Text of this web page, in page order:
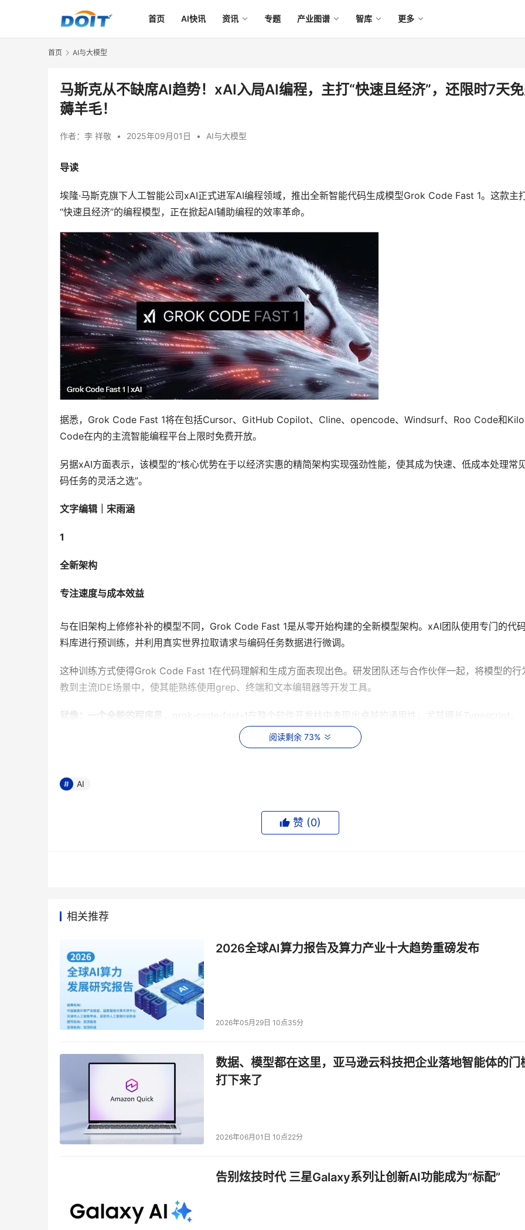
首页 AI快讯 资讯 专题 产业图谱 智库 更多
首页 AI与大模型
马斯克从不缺席AI趋势！xAI入局AI编程，主打“快速且经济”，还限时7天
薅羊毛！
作者： 李 祥敬 • 2025年09月01日 • AI与大模型
导读
埃隆·马斯克旗下人工智能公司xAI正式进军AI编程领域，推出全新智能代码生成模型Grok Code Fast 1。这款主
“快速且经济”的编程模型，正在掀起AI辅助编程的效率革命。
据悉，Grok Code Fast 1将在包括Cursor、GitHub Copilot、Cline、opencode、Windsurf、Roo Code和Kilo
Code在内的主流智能编程平台上限时免费开放。
另据xAI方面表示，该模型的“核心优势在于以经济实惠的精简架构实现强劲性能，使其成为快速、低成本处理常
码任务的灵活之选”。
文字编辑｜宋雨涵
1
全新架构
专注速度与成本效益
与在旧架构上修修补补的模型不同，Grok Code Fast 1是从零开始构建的全新模型架构。xAI团队使用专门的代
料库进行预训练，并利用真实世界拉取请求与编码任务数据进行微调。
这种训练方式使得Grok Code Fast 1在代码理解和生成方面表现出色。研发团队还与合作伙伴一起，将模型的行
教到主流IDE场景中，使其能熟练使用grep、终端和文本编辑器等开发工具。
就像：一个全能的程序员，
grok-code-fast-1在整个软件开发栈中表现出卓越的通用性，尤其擅长Typescript、
Python、Java、Rust、C++和Go。能够以最少的监督完成常见的编程任务，范围涵盖从零到一构建项目、为代
问题提供深刻见解，到执行外科手术式的精准Bug修复。
在内部基准测试SWE-Bench-Verified的完整子集上，Grok Code Fast 1取得了70.8%的成绩，表现接近一些更为
型的模型。
能快速迭代并精准地控制它，让它达到想要的效果。
还比如，不到一分钟，用户就能完成从构思到设计模型，移动端响应式设计也同样出色，它生成的UI在桌面端和移
端都看起来不错，无需太多调整。
指令缓存命中率稳定在90%以上，这意味着大多数常见请求几乎可以实现秒级响应，为用户提供毫无卡顿的流畅体
验。
Grok Code Fast 1最具颠覆性的特点之一是其极具竞争力的定价策略。每100万输入token仅需0.20美元，输出
token为1.50美元，缓存调用token更是低至0.02美元。
编程助手的成本大大降低，让更多开发者能够负担得起高质量的工具。
总的来说，Grok Code Fast 1 并非追求在所有基准测试中得分最高，而是旨在成为一个响应速度快、价格实惠的“
速主力工具”。对于开发者来说，它提供了一个性价比很高的新选择，尤其适合处理日常编码任务和需要快速迭代
场景。
阅读剩余 73%
AI
赞 (0)
相关推荐
2026全球AI算力报告及算力产业十大趋势重磅发布
2026年05月29日 10点35分
数据、模型都在这里，亚马逊云科技把企业落地智能体的门
打下来了
2026年06月01日 10点22分
告别炫技时代 三星Galaxy系列让创新AI功能成为“标配”